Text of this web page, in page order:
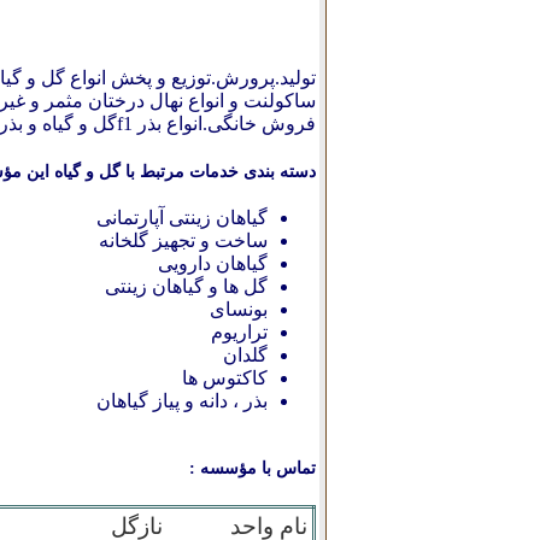
تولید.پرورش.توزیع و پخش انواع گل و
ساکولنت و انواع نهال درختان مثمر و
فروش خانگی.انواع بذر f1گل و گیاه و بذر کاکتوس.مشاوره جهت احداث گلخانه های تولید و فروش گل و گیاه.
دسته بندی خدمات مرتبط با گل و گیاه این
گیاهان زینتی آپارتمانی
ساخت و تجهیز گلخانه‌
گیاهان دارویی
گل ها و گیاهان زینتی
بونسای
تراریوم
گلدان
کاکتوس ها
بذر ، دانه و پیاز گیاهان
تماس با مؤسسه :
نام واحد نازگل